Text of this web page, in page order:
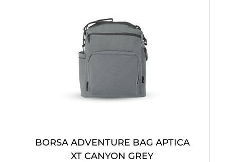
BORSA ADVENTURE BAG APTICA
XT CANYON GREY